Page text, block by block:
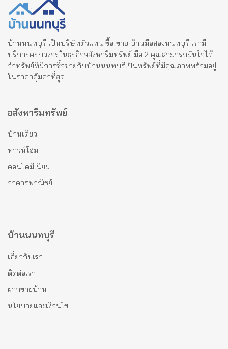
บ้านนนทบุรี เป็นบริษัทตัวแทน ซื้อ-ขาย บ้านมือสองนนทบุรี เรามี
บริการครบวงจรในธุรกิจอสังหาริมทรัพย์ มือ 2 คุณสามารถมั่นใจได้
ว่าทรัพย์ที่มีการซื้อขายกับบ้านนนทบุรีเป็นทรัพย์ที่มีคุณภาพพร้อมอยู่
ในราคาคุ้มค่าที่สุด
อสังหาริมทรัพย์
บ้านเดี่ยว
ทาวน์โฮม
คอนโดมีเนียม
อาคารพาณิชย์
บ้านนนทบุรี
เกี่ยวกับเรา
ติดต่อเรา
ฝากขายบ้าน
นโยบายและเงื่อนไข